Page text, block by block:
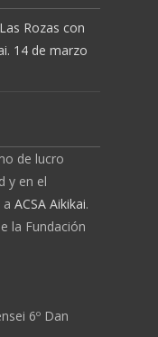
Rozas con
14 de marzo
de lucro
y en el
ACSA Aikikai.
la Fundación
6º Dan